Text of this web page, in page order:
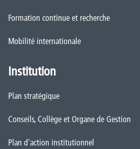
Formation continue et recherche
Mobilité internationale
Institution
Plan stratégique
Conseils, Collège et Organe de Gestion
Plan d'action institutionnel